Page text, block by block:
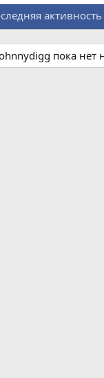
активность
пока